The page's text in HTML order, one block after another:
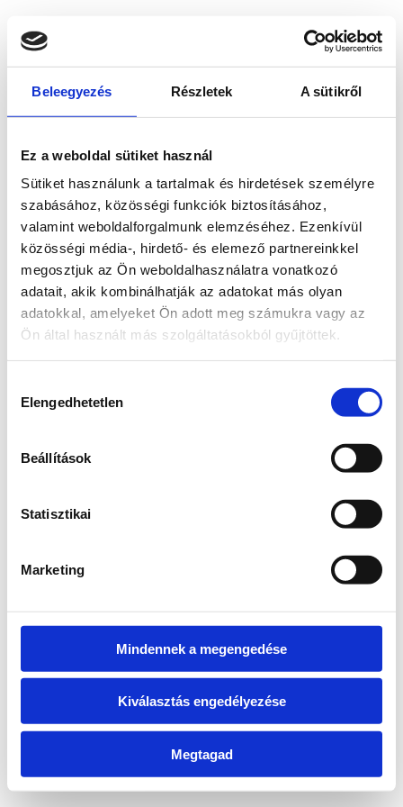
Beleegyezés Részletek A sütikről
Ez a weboldal sütiket használ
Sütiket használunk a tartalmak és hirdetések személyre
szabásához, közösségi funkciók biztosításához,
valamint weboldalforgalmunk elemzéséhez. Ezenkívül
közösségi média-, hirdető- és elemező partnereinkkel
megosztjuk az Ön weboldalhasználatra vonatkozó
adatait, akik kombinálhatják az adatokat más olyan
adatokkal, amelyeket Ön adott meg számukra vagy az
Ön által használt más szolgáltatásokból gyűjtöttek.
kiválasztása
Elengedhetetlen
Beállítások
Statisztikai
Marketing
Mindennek a megengedése
Kiválasztás engedélyezése
Megtagad
loadingwww.bicapp.hu
(see the browser console for more